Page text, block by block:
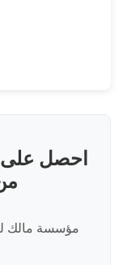
احصل
مؤسسة مالك